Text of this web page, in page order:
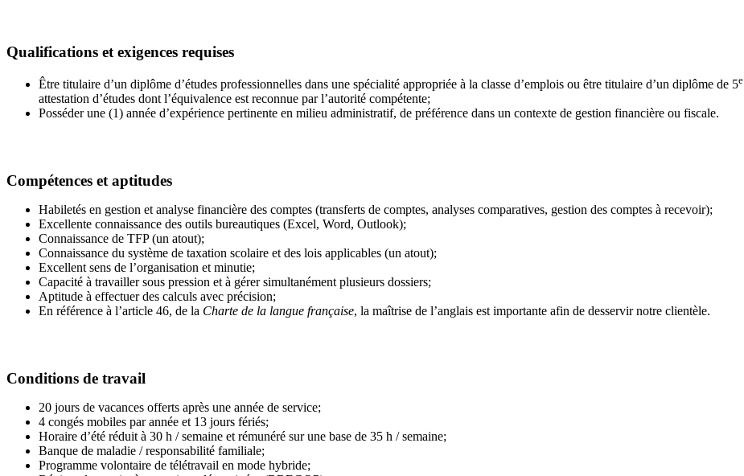
Qualifications et exigences requises
Être titulaire d’un diplôme d’études professionnelles dans une spécialité appropriée à la classe d’emplois ou être titulaire d’un diplôme de 5e
attestation d’études dont l’équivalence est reconnue par l’autorité compétente;
Posséder une (1) année d’expérience pertinente en milieu administratif, de préférence dans un contexte de gestion financière ou fiscale.
Compétences et aptitudes
Habiletés en gestion et analyse financière des comptes (transferts de comptes, analyses comparatives, gestion des comptes à recevoir);
Excellente connaissance des outils bureautiques (Excel, Word, Outlook);
Connaissance de TFP (un atout);
Connaissance du système de taxation scolaire et des lois applicables (un atout);
Excellent sens de l’organisation et minutie;
Capacité à travailler sous pression et à gérer simultanément plusieurs dossiers;
Aptitude à effectuer des calculs avec précision;
En référence à l’article 46, de la Charte de la langue française, la maîtrise de l’anglais est importante afin de desservir notre clientèle.
Conditions de travail
20 jours de vacances offerts après une année de service;
4 congés mobiles par année et 13 jours fériés;
Horaire d’été réduit à 30 h / semaine et rémunéré sur une base de 35 h / semaine;
Banque de maladie / responsabilité familiale;
Programme volontaire de télétravail en mode hybride;